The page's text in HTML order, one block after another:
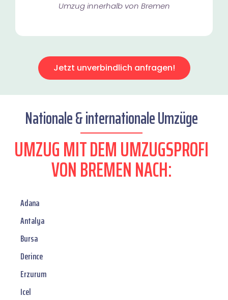
Umzug innerhalb von Bremen​
Jetzt unverbindlich anfragen!
Nationale & internationale Umzüge
UMZUG MIT DEM UMZUGSPROFI
VON BREMEN NACH:
Adana
Antalya
Bursa
Derince
Erzurum
Icel